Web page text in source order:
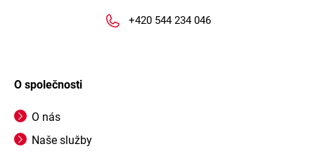
+420 544 234 046
O společnosti
O nás
Naše služby